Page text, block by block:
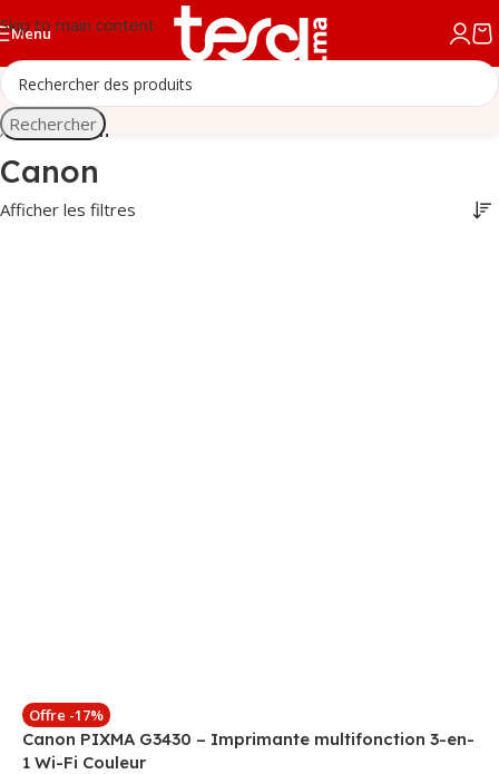
Skip to main content
Menu
Rechercher
Accueil/Canon
Canon
Afficher les filtres
Offre -17%
Canon PIXMA G3430 – Imprimante multifonction 3-en-
1 Wi-Fi Couleur